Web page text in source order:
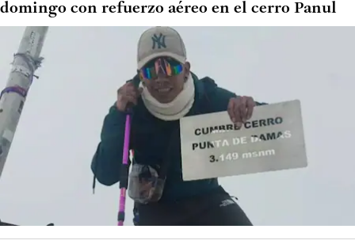
domingo con refuerzo aéreo en el cerro Panul